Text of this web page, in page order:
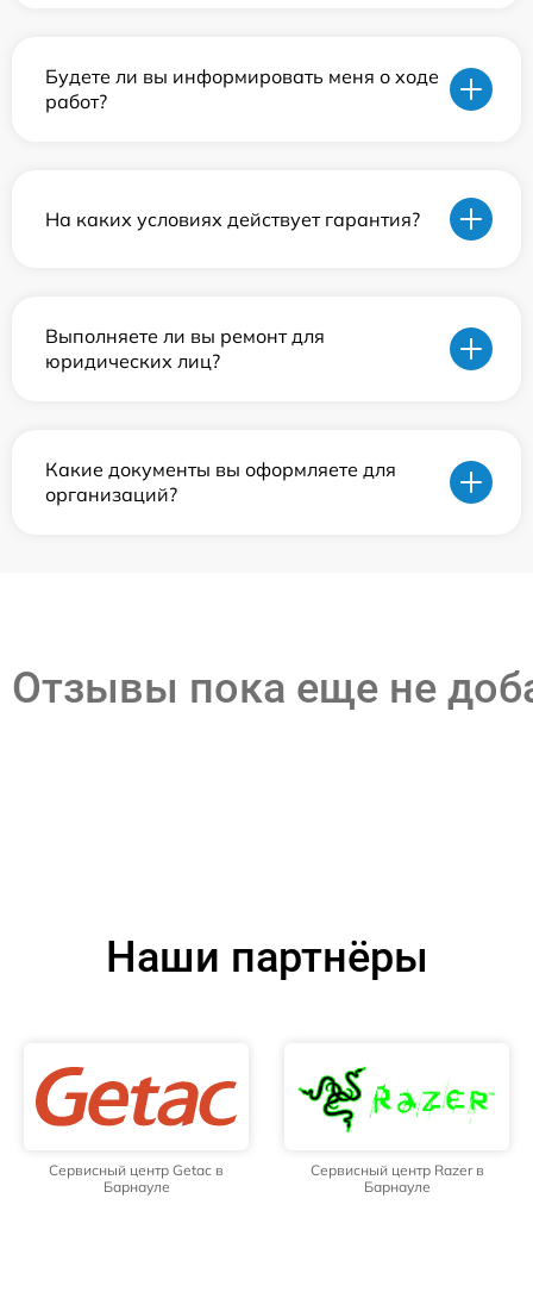
Будете ли вы информировать меня о ходе
работ?
На каких условиях действует гарантия?
Выполняете ли вы ремонт для
юридических лиц?
Какие документы вы оформляете для
организаций?
Отзывы пока еще не
Наши партнёры
Сервисный центр Getac в
Барнауле
Сервисный центр Razer в
Барнауле